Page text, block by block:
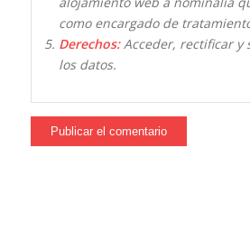
como encargado de
Derechos:Acceder, rectificar y
los datos.